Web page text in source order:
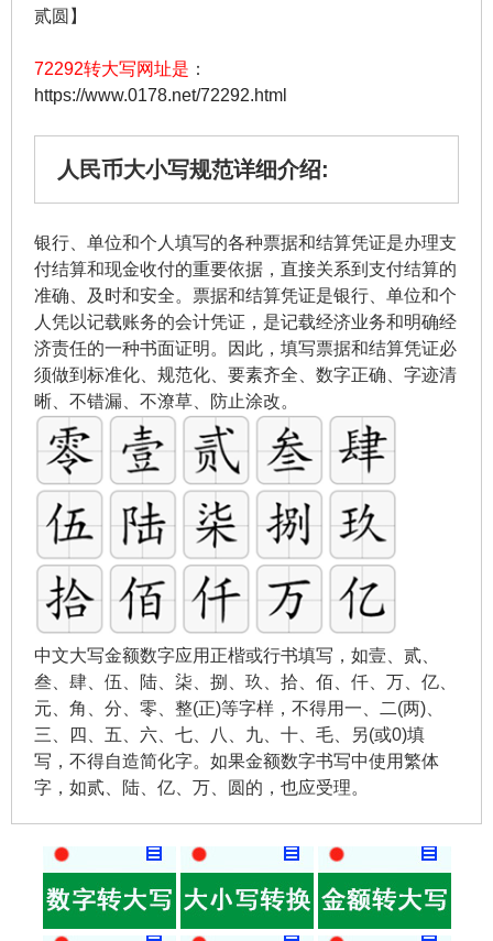
贰圆】
72292转大写网址是 ：
https://www.0178.net/72292.html
人民币大小写规范详细介绍:
银行、单位和个人填写的各种票据和结算凭证是办理支
付结算和现金收付的重要依据，直接关系到支付结算的
准确、及时和安全。票据和结算凭证是银行、单位和个
人凭以记载账务的会计凭证，是记载经济业务和明确经
济责任的一种书面证明。因此，填写票据和结算凭证必
须做到标准化、规范化、要素齐全、数字正确、字迹清
晰、不错漏、不潦草、防止涂改。
中文大写金额数字应用正楷或行书填写，如壹、贰、
叁、肆、伍、陆、柒、捌、玖、拾、佰、仟、万、亿、
元、角、分、零、整(正)等字样，不得用一、二(两)、
三、四、五、六、七、八、九、十、毛、另(或0)填
写，不得自造简化字。如果金额数字书写中使用繁体
字，如贰、陆、亿、万、圆的，也应受理。